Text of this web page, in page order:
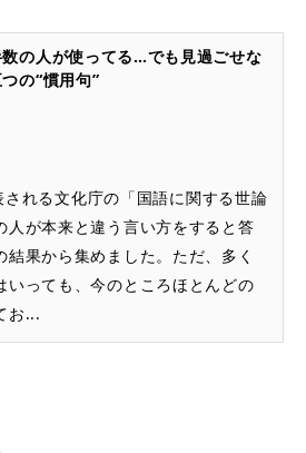
の人が使ってる…でも見過ごせな
の“慣用句”
れる文化庁の「国語に関する世論
人が本来と違う言い方をすると答
結果から集めました。ただ、多く
いっても、今のところほとんどの
お...